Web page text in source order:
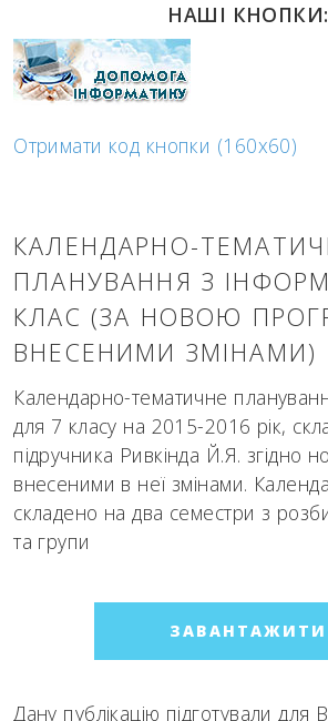
НАШІ КНОПКИ:
Отримати код кнопки (160x60)
КАЛЕНДАРНО-
ПЛАНУВАННЯ З
КЛАС (ЗА НОВОЮ
ВНЕСЕНИМИ ЗМІНАМИ)
Календарно-тематичне
для 7 класу на 2015-2016 рік,
підручника Ривкінда Й.Я. згідно
внесеними в неї змінами.
складено на два семестри з
та групи
ЗАВАНТАЖИТИ
Дану публікацію підготували для